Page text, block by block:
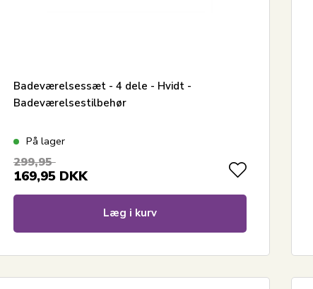
Badeværelsessæt - 4 dele - Hvidt -
Badeværelsestilbehør
På lager
299,95
169,95 DKK
Læg i kurv